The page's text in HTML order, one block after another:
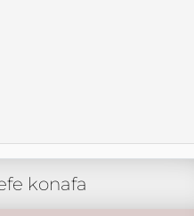
konafa